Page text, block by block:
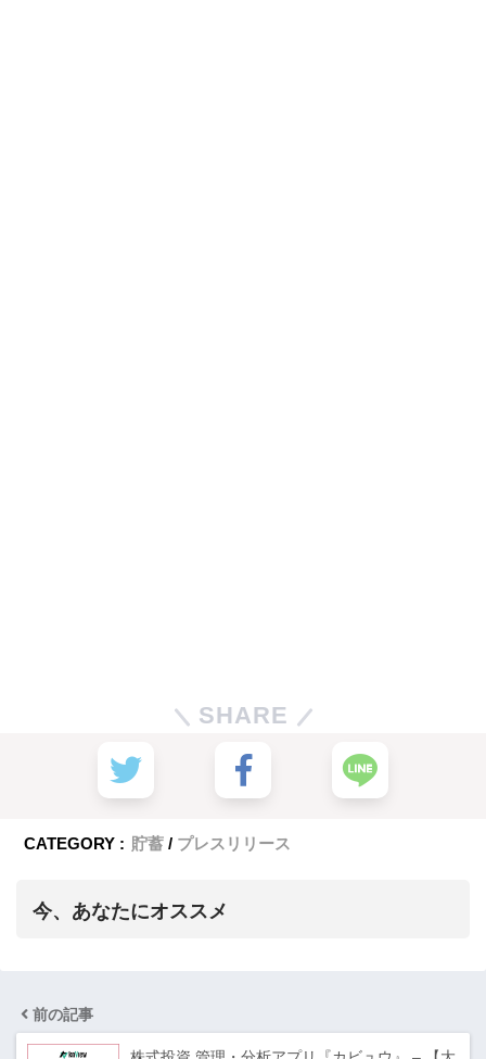
SHARE
CATEGORY : 貯蓄 プレスリリース
今、あなたにオススメ
前の記事